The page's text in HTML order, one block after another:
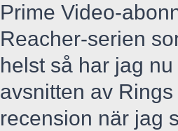
Prime Video-
Reacher-serien
helst så har jag
avsnitten av
recension när jag